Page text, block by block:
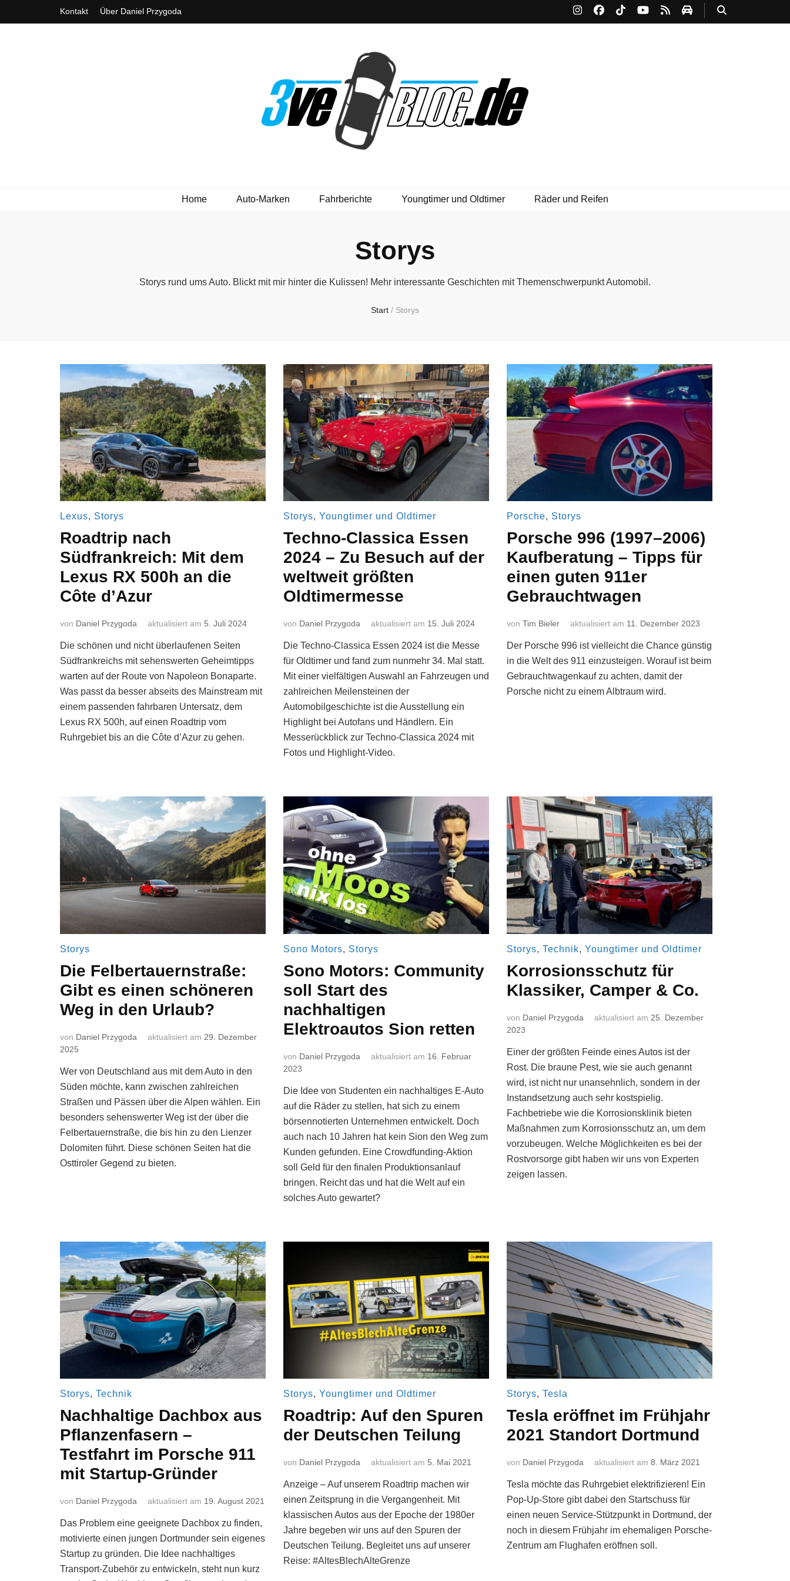
Kontakt Über Daniel Przygoda
Home Auto-Marken Fahrberichte Youngtimer und Oldtimer Räder und Reifen
Storys
Storys rund ums Auto. Blickt mit mir hinter die Kulissen! Mehr interessante Geschichten mit Themenschwerpunkt Automobil.
Start / Storys
Lexus, Storys
Roadtrip nach
Südfrankreich: Mit dem
Lexus RX 500h an die
Côte d’Azur
von Daniel Przygoda aktualisiert am 5. Juli 2024
Die schönen und nicht überlaufenen Seiten
Südfrankreichs mit sehenswerten Geheimtipps
warten auf der Route von Napoleon Bonaparte.
Was passt da besser abseits des Mainstream mit
einem passenden fahrbaren Untersatz, dem
Lexus RX 500h, auf einen Roadtrip vom
Ruhrgebiet bis an die Côte d’Azur zu gehen.
Storys, Youngtimer und Oldtimer
Techno-Classica Essen
2024 – Zu Besuch auf der
weltweit größten
Oldtimermesse
von Daniel Przygoda aktualisiert am 15. Juli 2024
Die Techno-Classica Essen 2024 ist die Messe
für Oldtimer und fand zum nunmehr 34. Mal statt.
Mit einer vielfältigen Auswahl an Fahrzeugen und
zahlreichen Meilensteinen der
Automobilgeschichte ist die Ausstellung ein
Highlight bei Autofans und Händlern. Ein
Messerückblick zur Techno-Classica 2024 mit
Fotos und Highlight-Video.
Porsche, Storys
Porsche 996 (1997–2006)
Kaufberatung – Tipps für
einen guten 911er
Gebrauchtwagen
von Tim Bieler aktualisiert am 11. Dezember 2023
Der Porsche 996 ist vielleicht die Chance günstig
in die Welt des 911 einzusteigen. Worauf ist beim
Gebrauchtwagenkauf zu achten, damit der
Porsche nicht zu einem Albtraum wird.
Storys
Die Felbertauernstraße:
Gibt es einen schöneren
Weg in den Urlaub?
von Daniel Przygoda aktualisiert am 29. Dezember
2025
Wer von Deutschland aus mit dem Auto in den
Süden möchte, kann zwischen zahlreichen
Straßen und Pässen über die Alpen wählen. Ein
besonders sehenswerter Weg ist der über die
Felbertauernstraße, die bis hin zu den Lienzer
Dolomiten führt. Diese schönen Seiten hat die
Osttiroler Gegend zu bieten.
Sono Motors, Storys
Sono Motors: Community
soll Start des
nachhaltigen
Elektroautos Sion retten
von Daniel Przygoda aktualisiert am 16. Februar
2023
Die Idee von Studenten ein nachhaltiges E-Auto
auf die Räder zu stellen, hat sich zu einem
börsennotierten Unternehmen entwickelt. Doch
auch nach 10 Jahren hat kein Sion den Weg zum
Kunden gefunden. Eine Crowdfunding-Aktion
soll Geld für den finalen Produktionsanlauf
bringen. Reicht das und hat die Welt auf ein
solches Auto gewartet?
Storys, Technik, Youngtimer und Oldtimer
Korrosionsschutz für
Klassiker, Camper & Co.
von Daniel Przygoda aktualisiert am 25. Dezember
2023
Einer der größten Feinde eines Autos ist der
Rost. Die braune Pest, wie sie auch genannt
wird, ist nicht nur unansehnlich, sondern in der
Instandsetzung auch sehr kostspielig.
Fachbetriebe wie die Korrosionsklinik bieten
Maßnahmen zum Korrosionsschutz an, um dem
vorzubeugen. Welche Möglichkeiten es bei der
Rostvorsorge gibt haben wir uns von Experten
zeigen lassen.
Storys, Technik
Nachhaltige Dachbox aus
Pflanzenfasern –
Testfahrt im Porsche 911
mit Startup-Gründer
von Daniel Przygoda aktualisiert am 19. August 2021
Das Problem eine geeignete Dachbox zu finden,
motivierte einen jungen Dortmunder sein eigenes
Startup zu gründen. Die Idee nachhaltiges
Transport-Zubehör zu entwickeln, steht nun kurz
Storys, Youngtimer und Oldtimer
Roadtrip: Auf den Spuren
der Deutschen Teilung
von Daniel Przygoda aktualisiert am 5. Mai 2021
Anzeige – Auf unserem Roadtrip machen wir
einen Zeitsprung in die Vergangenheit. Mit
klassischen Autos aus der Epoche der 1980er
Jahre begeben wir uns auf den Spuren der
Deutschen Teilung. Begleitet uns auf unserer
Reise: #AltesBlechAlteGrenze
Storys, Tesla
Tesla eröffnet im Frühjahr
2021 Standort Dortmund
von Daniel Przygoda aktualisiert am 8. März 2021
Tesla möchte das Ruhrgebiet elektrifizieren! Ein
Pop-Up-Store gibt dabei den Startschuss für
einen neuen Service-Stützpunkt in Dortmund, der
noch in diesem Frühjahr im ehemaligen Porsche-
Zentrum am Flughafen eröffnen soll.